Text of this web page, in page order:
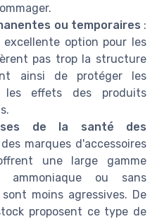
ou temporaires :
option pour les
pas trop la structure
ainsi de protéger les
effets des produits
de la santé des
marques d'accessoires
une large gamme
ammoniaque ou sans
moins agressives. De
proposent ce type de